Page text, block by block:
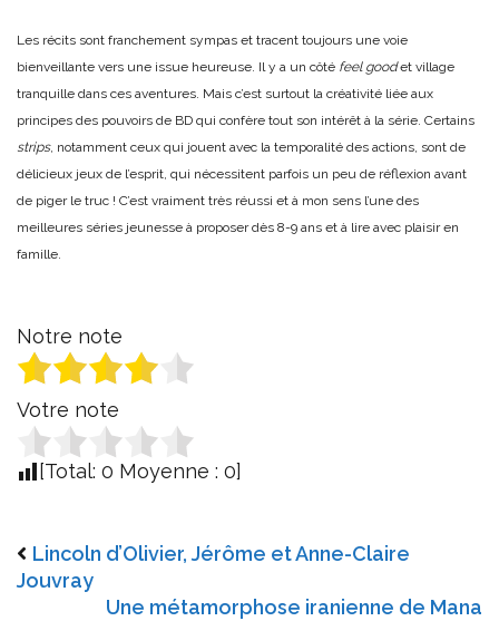
Les récits sont franchement sympas et tracent toujours une voie
bienveillante vers une issue heureuse. Il y a un côté feel goodet village
tranquille dans ces aventures. Mais c’est surtout la créativité liée aux
principes des pouvoirs de BD qui confère tout son intérêt à la série. Certains
strips, notamment ceux qui jouent avec la temporalité des actions, sont de
délicieux jeux de l’esprit, qui nécessitent parfois un peu de réflexion avant
de piger le truc ! C’est vraiment très réussi et à mon sens l’une des
meilleures séries jeunesse à proposer dès 8-9 ans et à lire avec plaisir en
famille.
Notre note
Votre note
[Total: 0 Moyenne : 0]
Lincoln d’Olivier, Jérôme et Anne-Claire
Jouvray
Une métamorphose iranienne de Mana